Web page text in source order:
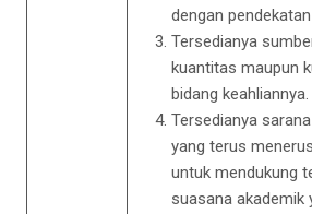
dengan
Tersedianya
kuantitas maupun
bidang keahliannya.
Tersedianya
yang terus
untuk mendukung
suasana akademik